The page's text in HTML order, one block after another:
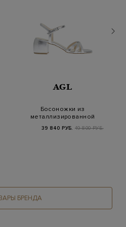
AGL
Босоножки из
металлизированной
кожи на широком
каблуке
39 840 РУБ. 49 800 РУБ.
БРЕНДА